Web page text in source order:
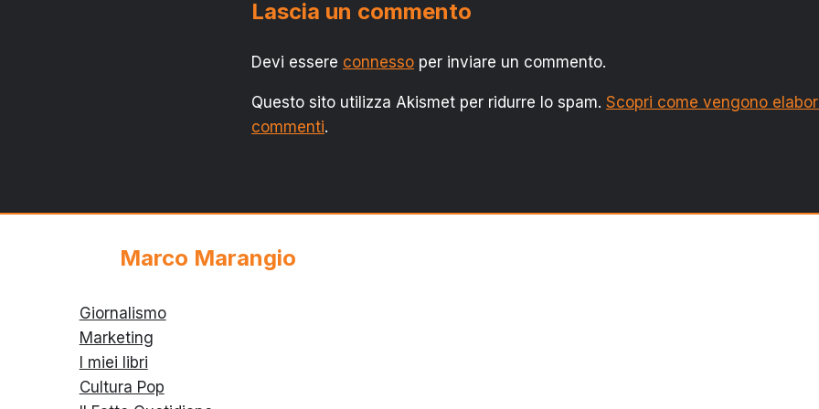
Lascia un commento
Devi essere connesso per inviare un commento.
Questo sito utilizza Akismet per ridurre lo spam. Scopri come vengono
commenti.
Marco Marangio
Giornalismo
Marketing
I miei libri
Cultura Pop